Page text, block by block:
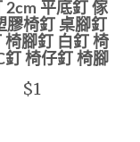
2cm 平底釘 傢
膠椅釘 桌腳釘
椅腳釘 白釘 椅
釘 椅仔釘 椅腳
$1